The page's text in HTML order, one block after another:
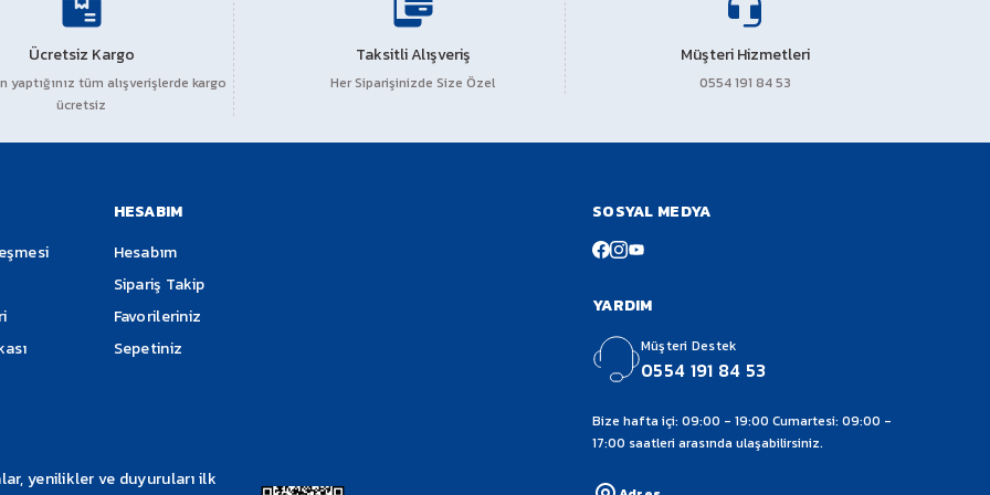
Ücretsiz Kargo
yaptığınız tüm alışverişlerde kargo
ücretsiz
Taksitli Alışveriş
Her Siparişinizde Size Özel
Müşteri Hizmetleri
0554 191 84 53
HESABIM
Hesabım
Sipariş Takip
Favorileriniz
Sepetiniz
yenilikler ve duyuruları ilk
SOSYAL MEDYA
YARDIM
Müşteri Destek
0554 191 84 53
Bize hafta içi: 09:00 - 19:00 Cumartesi: 09:00 -
17:00 saatleri arasında ulaşabilirsiniz.